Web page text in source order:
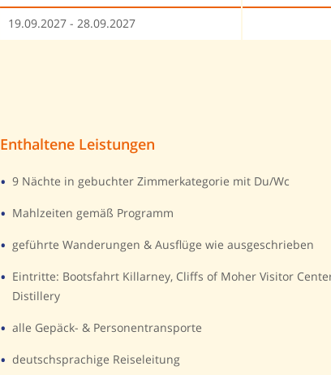
19.09.2027 - 28.09.2027
Enthaltene Leistungen
9 Nächte in gebuchter Zimmerkategorie mit Du/Wc
Mahlzeiten gemäß Programm
geführte Wanderungen & Ausflüge wie ausgeschrieben
Eintritte: Bootsfahrt Killarney, Cliffs of Moher Visitor
Distillery
alle Gepäck- & Personentransporte
deutschsprachige Reiseleitung